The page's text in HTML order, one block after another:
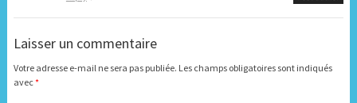
Laisser un commentaire
Votre adresse e-mail ne sera pas publiée. Les champs obligatoires sont indiqués
avec*